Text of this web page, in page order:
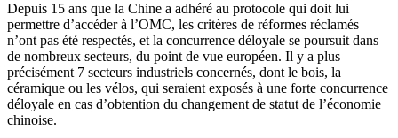
Depuis 15 ans que la Chine a adhéré au protocole qui doit lui
permettre d’accéder à l’OMC, les critères de réformes réclamés
n’ont pas été respectés, et la concurrence déloyale se poursuit dans
de nombreux secteurs, du point de vue européen. Il y a plus
précisément 7 secteurs industriels concernés, dont le bois, la
céramique ou les vélos, qui seraient exposés à une forte concurrence
déloyale en cas d’obtention du changement de statut de l’économie
chinoise.